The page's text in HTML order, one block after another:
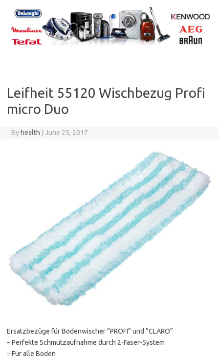
content
Leifheit 55120 Wischbezug Profi
micro Duo
By health June 25, 2017
Ersatzbezüge für Bodenwischer “PROFI” und “CLARO”
– Perfekte Schmutzaufnahme durch 2-Faser-System
– Für alle Böden